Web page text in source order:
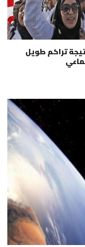
تراكم طويل